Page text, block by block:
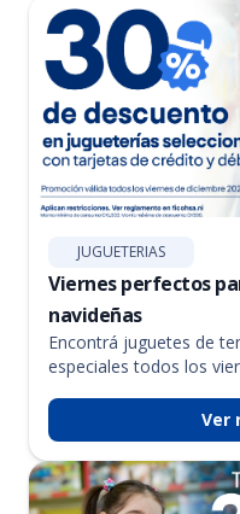
JUGUETERIAS
Viernes perfectos
navideñas
Encontrá juguetes de
especiales todos los
Ver